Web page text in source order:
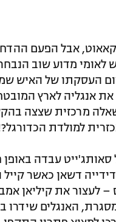
אבל הפעם
לאומי מדוע שוב
העסקתו של האיש
אנגליה לארץ
מרכזית שצצה
למולדת
עבדה באופן
דשאן כאשר
– לעצור את קיליאן
האנגלים שידרו